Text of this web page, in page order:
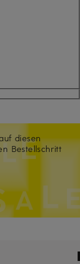
diesen
Bestellschritt